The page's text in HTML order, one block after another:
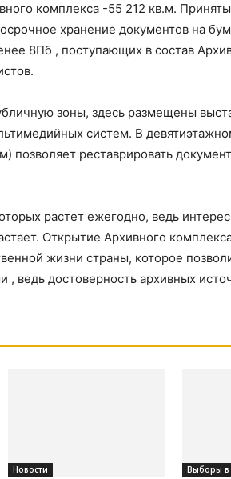
комплекса -55 212 кв.м.
хранение документов на
8Пб , поступающих в состав
зоны, здесь размещены
систем. В
позволяет реставрировать
растет ежегодно, ведь
Открытие Архивного
жизни страны, которое
ведь достоверность архивных
Новости Выборы в